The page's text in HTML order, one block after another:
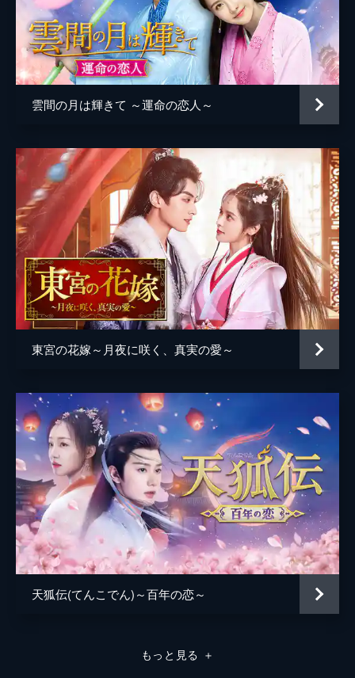
第4話
ひそかに桃花村にたどりつき、左経綸の手助
けをする臣下の錦萱が見つかってしまう。錦
萱は経綸の部屋に隠れ、龍婆と沈飛揚がやっ
てくるが危ういところを逃れる。龍婆と飛揚
35分
姚州の長官に着任する日まで、あと3日とな
った。湖底の道がふさがれ、左経綸は新たに
村を抜け出す方法はないかと焦っていた。そ
んな折、経綸は龍婆たちに呼び出され、不審
に思いながらも部屋に入ると...。
34分
第6話
左経綸の失脚と波川将軍の長官就任を目論む
韓福が屋敷に押しかけ、経綸に謁見させろと
詰め寄る。その頃、桃花村では経綸が新たな
脱出口となる石門を見つけるが、その石門を
開けるためには柳卿卿の佩玉が必要だった。
第7話
沈飛揚に傷を負わせながらも、左経綸と錦萱
は桃花村からの脱出に成功する。一方、長官
家には韓福ら役人が押しかけ、何としても経
綸に謁見すると言い張り、長公主とにらみあ
いになる。そこへようやく経綸が戻り...。
34分
第8話
姚州に着いた柳卿卿と沈飛揚は、食事をする
ため店に入ったところ、隣の席には偶然、長
公主がいた。卿卿は左経綸という人物を捜し
ていると長公主に告げるが、長公主は知らな
いフリをする。その頃、経綸は...。
韓福は、左経綸の信頼を失墜させようと謀
雲間の月は輝きて ～運命の恋人～
東宮の花嫁～月夜に咲く、真実の愛～
天狐伝(てんこでん)～百年の恋～
もっと見る ＋